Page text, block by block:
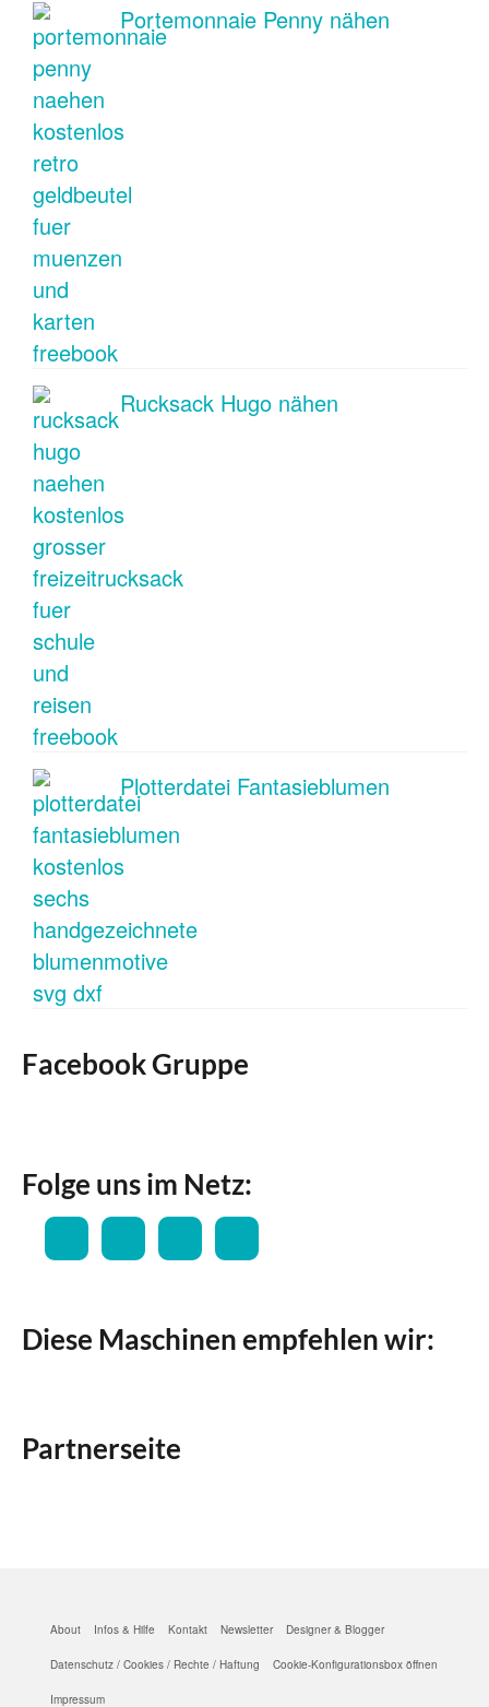
Portemonnaie Penny nähen
Rucksack Hugo nähen
Plotterdatei Fantasieblumen
Facebook Gruppe
Folge uns im Netz:
Diese Maschinen empfehlen wir:
Partnerseite
About Infos & Hilfe Kontakt Newsletter Designer & Blogger
Datenschutz / Cookies / Rechte / Haftung Cookie-Konfigurationsbox öffnen
Impressum